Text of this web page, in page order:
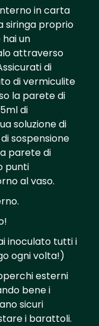
in carta
siringa proprio
un
attraverso
di
di vermiculite
la parete di
di
soluzione di
sospensione
parete di
punti
al vaso.
inoculato tutti i
ogni volta!)
esterni
bene i
sicuri
i barattoli.